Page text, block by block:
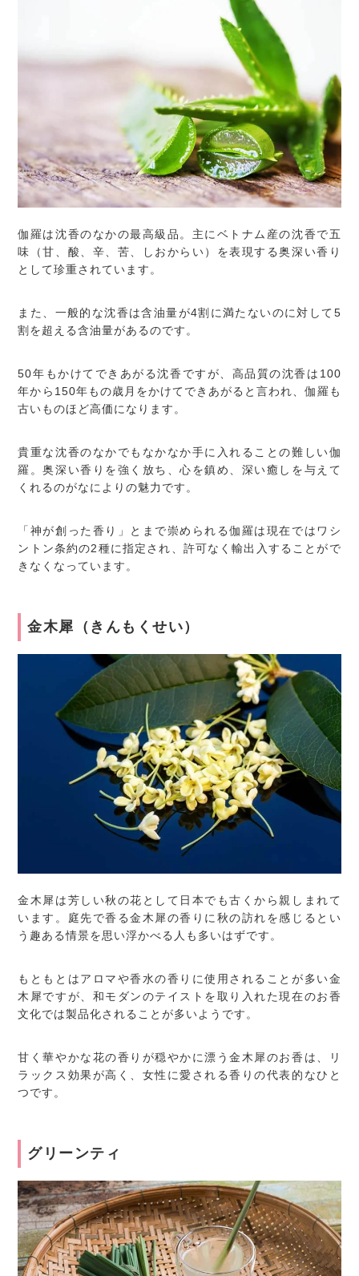
伽羅は沈香のなかの最高級品。主にベトナム産の沈香で五
味（甘、酸、辛、苦、しおからい）を表現する奥深い香り
として珍重されています。
また、一般的な沈香は含油量が4割に満たないのに対して5
割を超える含油量があるのです。
50年もかけてできあがる沈香ですが、高品質の沈香は100
年から150年もの歳月をかけてできあがると言われ、伽羅も
古いものほど高価になります。
貴重な沈香のなかでもなかなか手に入れることの難しい伽
羅。奥深い香りを強く放ち、心を鎮め、深い癒しを与えて
くれるのがなによりの魅力です。
「神が創った香り」とまで崇められる伽羅は現在ではワシ
ントン条約の2種に指定され、許可なく輸出入することがで
きなくなっています。
金木犀（きんもくせい）
金木犀は芳しい秋の花として日本でも古くから親しまれて
います。庭先で香る金木犀の香りに秋の訪れを感じるとい
う趣ある情景を思い浮かべる人も多いはずです。
もともとはアロマや香水の香りに使用されることが多い金
木犀ですが、和モダンのテイストを取り入れた現在のお香
文化では製品化されることが多いようです。
甘く華やかな花の香りが穏やかに漂う金木犀のお香は、リ
ラックス効果が高く、女性に愛される香りの代表的なひと
つです。
グリーンティ